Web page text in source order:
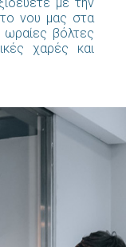
νου μας στα
ωραίες βόλτες
χαρές και